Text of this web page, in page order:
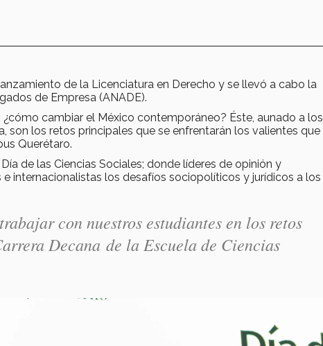
de la Licenciatura en Derecho y se llevó a cabo la
de Empresa (ANADE).
cambiar el México contemporáneo? Éste, aunado a los
son los retos principales que se enfrentarán los valientes que
Querétaro.
de las Ciencias Sociales; donde líderes de opinión y
internacionalistas los desafíos sociopolíticos y jurídicos a los
con nuestros estudiantes en los retos
Decana de la Escuela de Ciencias